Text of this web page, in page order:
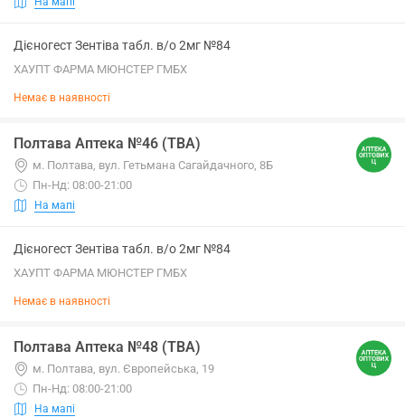
Дієногест Зентіва табл. в/о 2мг №84
ХАУПТ ФАРМА МЮНСТЕР ГМБХ
Немає в наявності
Полтава Аптека №46 (ТВА)
м. Полтава, вул. Гетьмана Сагайдачного, 8Б
Пн-Нд: 08:00-21:00
На мапі
Дієногест Зентіва табл. в/о 2мг №84
ХАУПТ ФАРМА МЮНСТЕР ГМБХ
Немає в наявності
Полтава Аптека №48 (ТВА)
м. Полтава, вул. Європейська, 19
Пн-Нд: 08:00-21:00
На мапі